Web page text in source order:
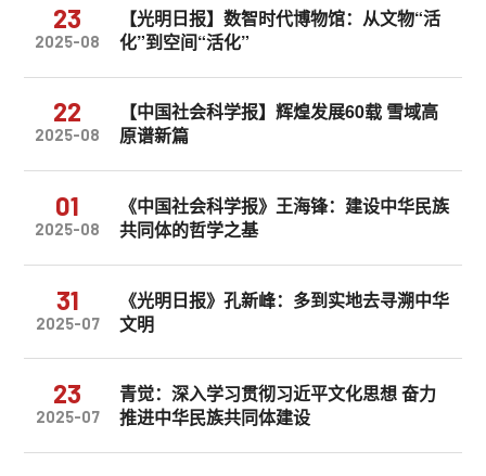
23
2025-08
【光明日报】数智时代博物馆：从文物“活
化”到空间“活化”
22
2025-08
【中国社会科学报】辉煌发展60载 雪域高
原谱新篇
01
2025-08
《中国社会科学报》王海锋：建设中华民族
共同体的哲学之基
31
2025-07
《光明日报》孔新峰：多到实地去寻溯中华
文明
23
2025-07
青觉：深入学习贯彻习近平文化思想 奋力
推进中华民族共同体建设